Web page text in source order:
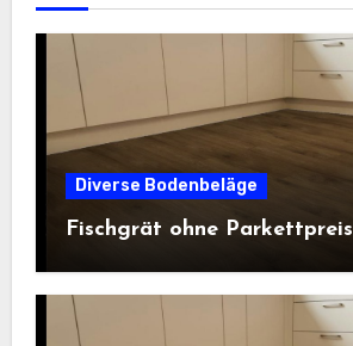
Diverse Bodenbeläge
Fischgrät ohne Parkettpreis